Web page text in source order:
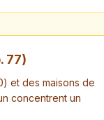
77)
et des maisons de
concentrent un